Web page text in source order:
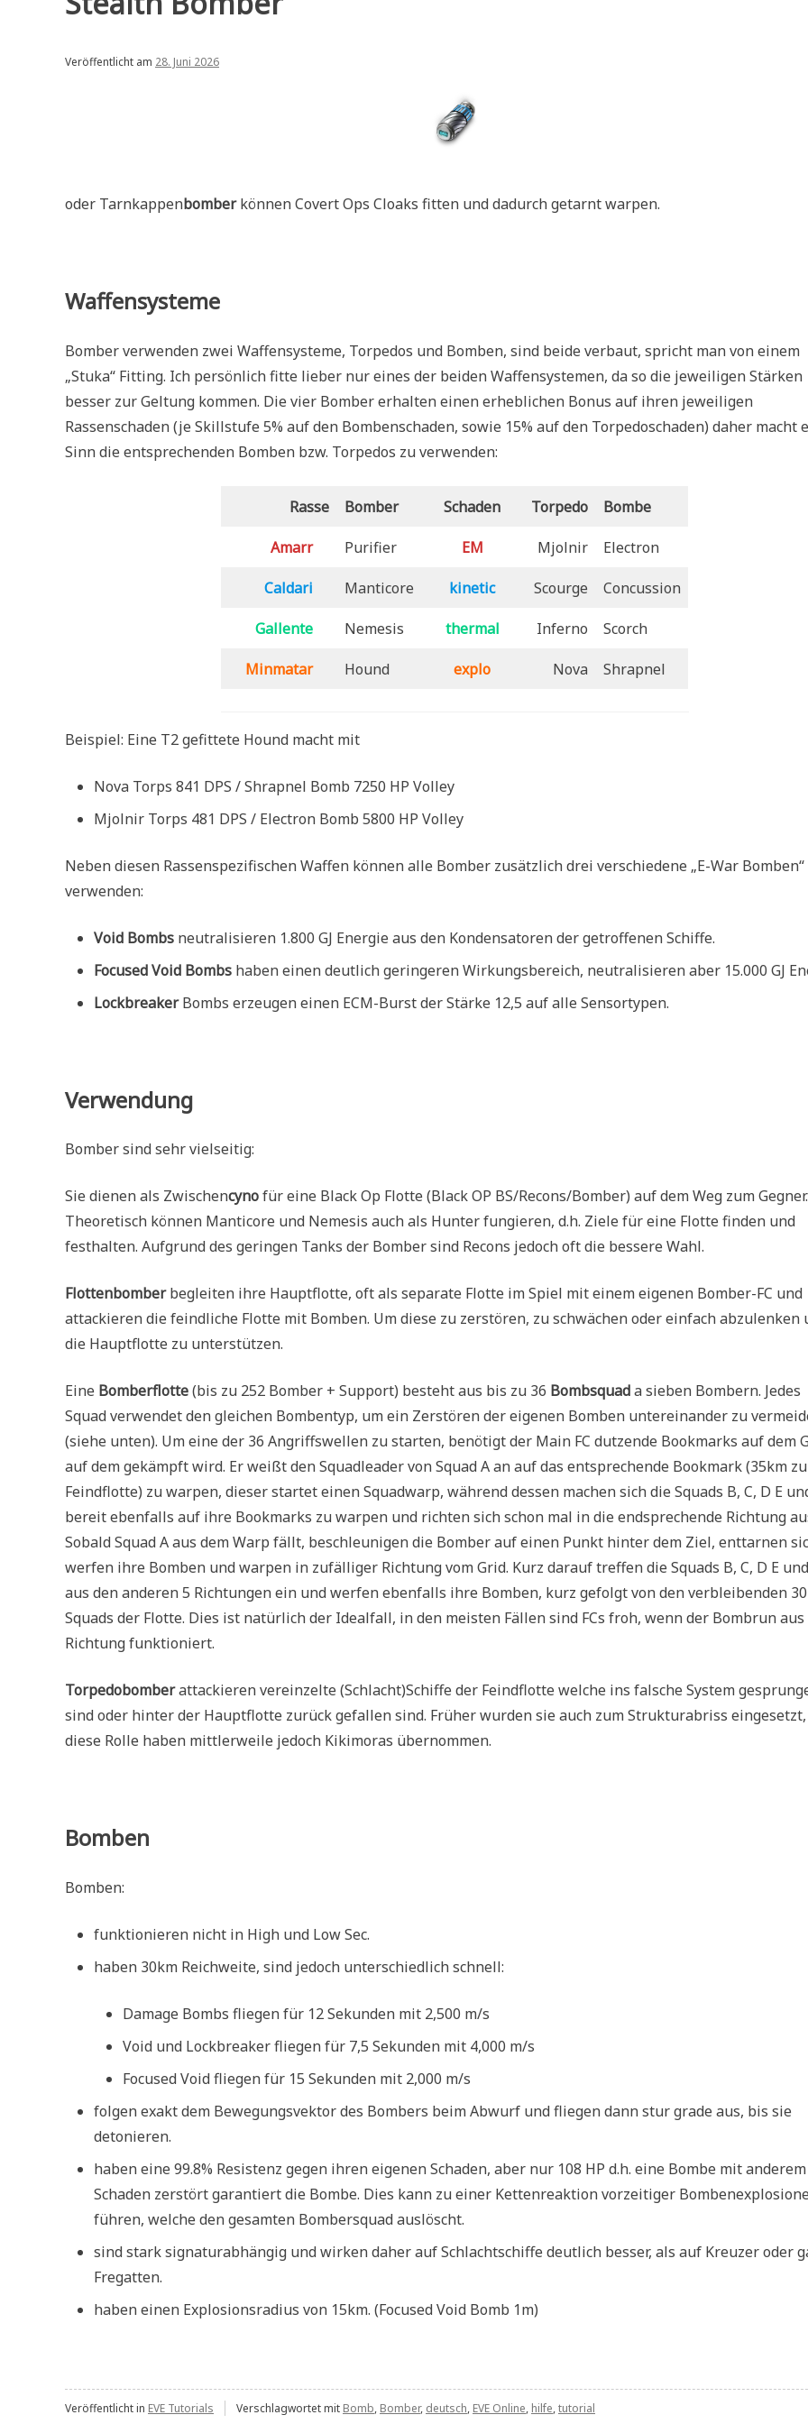
Veröffentlicht am 28. Juni 2026
oder Tarnkappenbomberkönnen Covert Ops Cloaks fitten und dadurch getarnt warpen.
Waffensysteme
Bomber verwenden zwei Waffensysteme, Torpedos und Bomben, sind beide verbaut, spricht man von einem
„Stuka“ Fitting. Ich persönlich fitte lieber nur eines der beiden Waffensystemen, da so die jeweiligen Stärken
besser zur Geltung kommen. Die vier Bomber erhalten einen erheblichen Bonus auf ihren jeweiligen
Rassenschaden (je Skillstufe 5% auf den Bombenschaden, sowie 15% auf den Torpedoschaden) daher macht
Sinn die entsprechenden Bomben bzw. Torpedos zu verwenden:
Rasse Bomber Schaden Torpedo Bombe
Amarr Purifier EM Mjolnir Electron
Caldari Manticore kinetic Scourge Concussion
Gallente Nemesis thermal Inferno Scorch
Minmatar Hound explo Nova Shrapnel
Beispiel: Eine T2 gefittete Hound macht mit
Nova Torps 841 DPS / Shrapnel Bomb 7250 HP Volley
Mjolnir Torps 481 DPS / Electron Bomb 5800 HP Volley
Neben diesen Rassenspezifischen Waffen können alle Bomber zusätzlich drei verschiedene „E-War Bomben“
verwenden:
Void Bombs neutralisieren 1.800 GJ Energie aus den Kondensatoren der getroffenen Schiffe.
Focused Void Bombs haben einen deutlich geringeren Wirkungsbereich, neutralisieren aber 15.000 GJ
LockbreakerBombs erzeugen einen ECM-Burst der Stärke 12,5 auf alle Sensortypen.
Verwendung
Bomber sind sehr vielseitig:
Sie dienen als Zwischencynofür eine Black Op Flotte (Black OP BS/Recons/Bomber) auf dem Weg zum Gegner.
Theoretisch können Manticore und Nemesis auch als Hunter fungieren, d.h. Ziele für eine Flotte finden und
festhalten. Aufgrund des geringen Tanks der Bomber sind Recons jedoch oft die bessere Wahl.
Flottenbomberbegleiten ihre Hauptflotte, oft als separate Flotte im Spiel mit einem eigenen Bomber-FC und
attackieren die feindliche Flotte mit Bomben. Um diese zu zerstören, zu schwächen oder einfach abzulenken
die Hauptflotte zu unterstützen.
Eine Bomberflotte(bis zu 252 Bomber + Support) besteht aus bis zu 36 Bombsquada sieben Bombern. Jedes
Squad verwendet den gleichen Bombentyp, um ein Zerstören der eigenen Bomben untereinander zu
(siehe unten). Um eine der 36 Angriffswellen zu starten, benötigt der Main FC dutzende Bookmarks auf dem
auf dem gekämpft wird. Er weißt den Squadleader von Squad A an auf das entsprechende Bookmark (35km
Feindflotte) zu warpen, dieser startet einen Squadwarp, während dessen machen sich die Squads B, C, D E
bereit ebenfalls auf ihre Bookmarks zu warpen und richten sich schon mal in die endsprechende Richtung
Sobald Squad A aus dem Warp fällt, beschleunigen die Bomber auf einen Punkt hinter dem Ziel, enttarnen
werfen ihre Bomben und warpen in zufälliger Richtung vom Grid. Kurz darauf treffen die Squads B, C, D E
aus den anderen 5 Richtungen ein und werfen ebenfalls ihre Bomben, kurz gefolgt von den verbleibenden 30
Squads der Flotte. Dies ist natürlich der Idealfall, in den meisten Fällen sind FCs froh, wenn der Bombrun
Richtung funktioniert.
Torpedobomberattackieren vereinzelte (Schlacht)Schiffe der Feindflotte welche ins falsche System
sind oder hinter der Hauptflotte zurück gefallen sind. Früher wurden sie auch zum Strukturabriss eingesetzt,
diese Rolle haben mittlerweile jedoch Kikimoras übernommen.
Bomben
Bomben:
funktionieren nicht in High und Low Sec.
haben 30km Reichweite, sind jedoch unterschiedlich schnell:
Damage Bombs fliegen für 12 Sekunden mit 2,500 m/s
Void und Lockbreaker fliegen für 7,5 Sekunden mit 4,000 m/s
Focused Void fliegen für 15 Sekunden mit 2,000 m/s
folgen exakt dem Bewegungsvektor des Bombers beim Abwurf und fliegen dann stur grade aus, bis sie
detonieren.
haben eine 99.8% Resistenz gegen ihren eigenen Schaden, aber nur 108 HP d.h. eine Bombe mit anderem
Schaden zerstört garantiert die Bombe. Dies kann zu einer Kettenreaktion vorzeitiger
führen, welche den gesamten Bombersquad auslöscht.
sind stark signaturabhängig und wirken daher auf Schlachtschiffe deutlich besser, als auf Kreuzer oder
Fregatten.
haben einen Explosionsradius von 15km. (Focused Void Bomb 1m)
Veröffentlicht in EVE Tutorials Verschlagwortet mit Bomb, Bomber, deutsch, EVE Online, hilfe,tutorial